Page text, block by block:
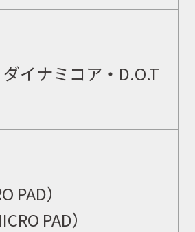
イナミコア・ D.O.T
PAD）
PAD）